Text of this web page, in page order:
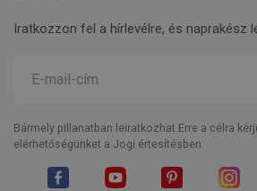
Iratkozzon fel a hírlevélre, és naprakész
Bármely pillanatban leiratkozhat.Erre a célra
elérhetőségünket a Jogi értesítésben.